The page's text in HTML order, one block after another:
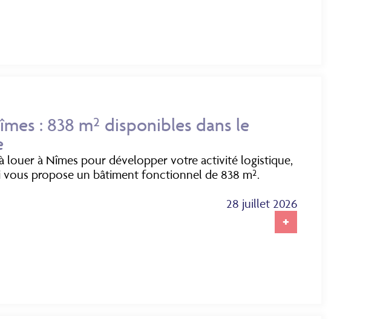
: 838 m² disponibles dans le
louer à Nîmes pour développer votre activité logistique,
vous propose un bâtiment fonctionnel de 838 m².
28 juillet 2026
+